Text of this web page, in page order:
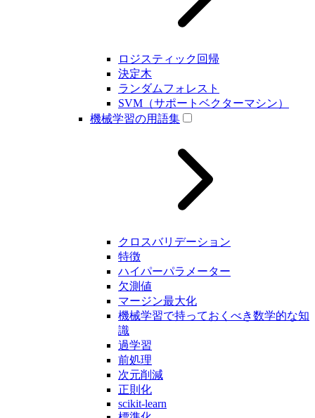
ロジスティック回帰
決定木
ランダムフォレスト
SVM（サポートベクターマシン）
機械学習の用語集
クロスバリデーション
特徴
ハイパーパラメーター
欠測値
マージン最大化
機械学習で持っておくべき数学的な知
識
過学習
前処理
次元削減
正則化
scikit-learn